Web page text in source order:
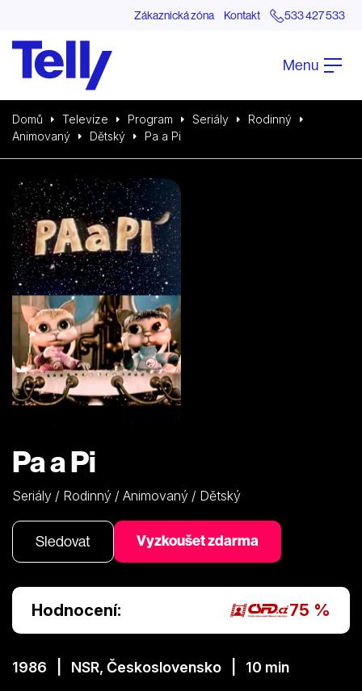
Zákaznická zóna Kontakt 533 427 533
Menu
Domů Televize Program Seriály
Rodinný
Animovaný
Dětský Pa a Pi
Pa a Pi
Seriály / Rodinný / Animovaný / Dětský
Sledovat Vyzkoušet zdarma
Hodnocení: 75 %
1986 | NSR, Československo | 10 min